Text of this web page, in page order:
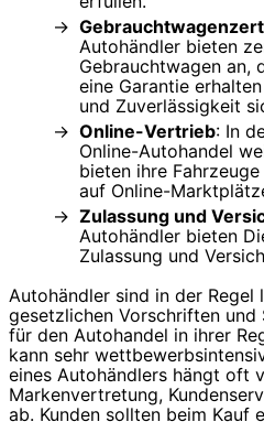
Autohändler bieten
Gebrauchtwagen an,
eine Garantie
und Zuverlässigkeit
Online-Vertrieb: In
Online-Autohandel
bieten ihre
auf Online-
Zulassung und
Autohändler bieten
Zulassung und
Autohändler sind in der
gesetzlichen Vorschriften und
für den Autohandel in ihrer
kann sehr
eines Autohändlers hängt oft
Markenvertretung,
ab. Kunden sollten beim Kauf